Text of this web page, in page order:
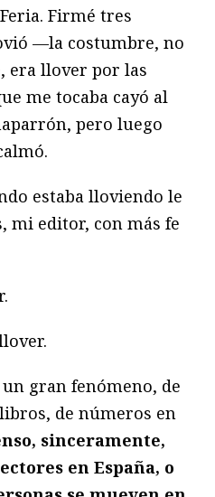
Firmé tres
—la costumbre, no
era llover por las
me tocaba cayó al
pero luego
estaba lloviendo le
mi editor, con más fe
gran fenómeno, de
de números en
sinceramente,
en España, o